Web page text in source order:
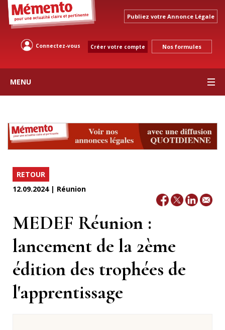
Publiez votre Annonce Légale
Connectez-vous Créer votre compte Nos formules
MENU
RETOUR
12.09.2024 | Réunion
MEDEF Réunion :
lancement de la 2ème
édition des trophées de
l'apprentissage